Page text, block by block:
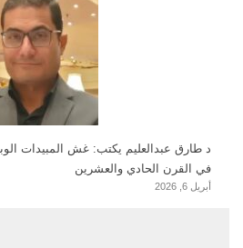
د طارق عبدالعليم يكتب: غش المبيدات
في القرن الحادي والعشرين
أبريل 6, 2026